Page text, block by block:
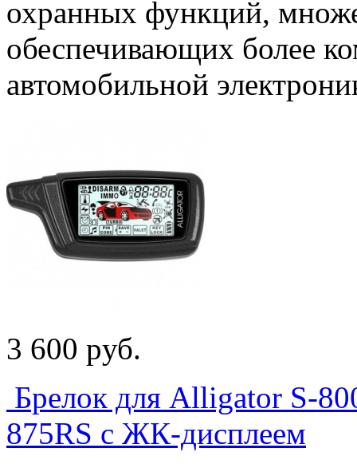
охранных функций,
обеспечивающих более
автомобильной
3 600 pуб.
Брелок для Alligator S-
875RS с ЖК-дисплеем